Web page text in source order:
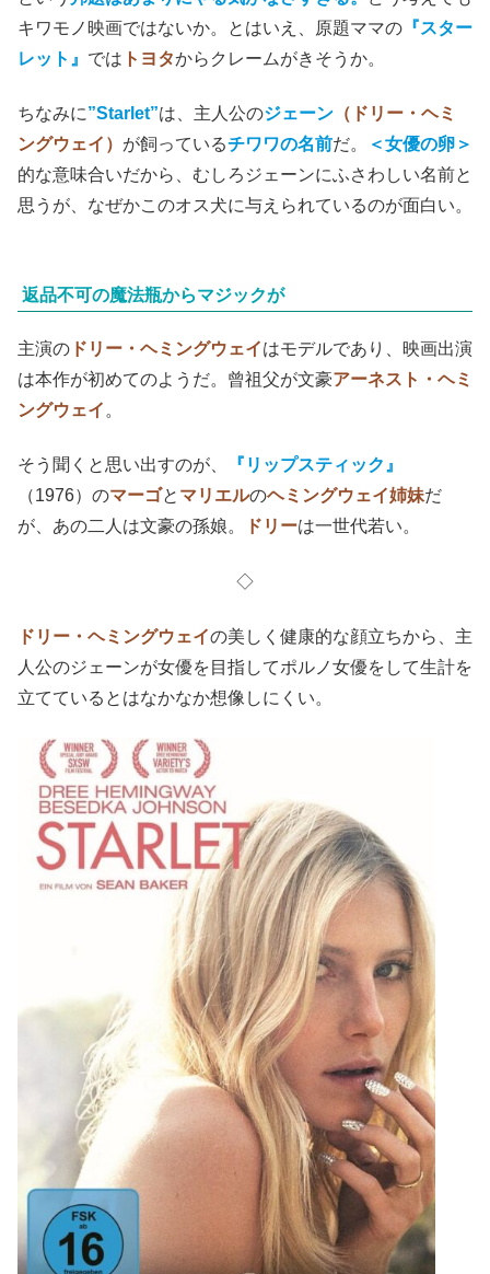
キワモノ映画ではないか。とはいえ、原題ママの 『スター
レット』 では トヨタからクレームがきそうか。
ちなみに”Starlet”は、主人公のジェーン （ドリー・ヘミ
ングウェイ） が飼っているチワワの名前だ。
＜女優の卵＞
的な意味合いだから、むしろジェーンにふさわしい名前と
思うが、なぜかこのオス犬に与えられているのが面白い。
返品不可の魔法瓶からマジックが
主演の ドリー・ヘミングウェイはモデルであり、映画出演
は本作が初めてのようだ。曾祖父が文豪アーネスト・ヘミ
ングウェイ 。
そう聞くと思い出すのが、
『リップスティック』
（1976）のマーゴと マリエルのヘミングウェイ姉妹だ
が、あの二人は文豪の孫娘。
ドリーは一世代若い。
◇
ドリー・ヘミングウェイの美しく健康的な顔立ちから、主
人公のジェーンが女優を目指してポルノ女優をして生計を
立てているとはなかなか想像しにくい。